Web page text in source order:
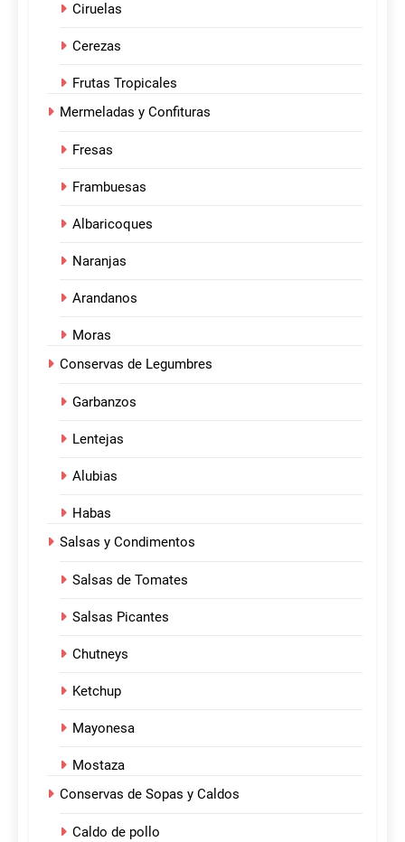
Ciruelas
Cerezas
Frutas Tropicales
Mermeladas y Confituras
Fresas
Frambuesas
Albaricoques
Naranjas
Arandanos
Moras
Conservas de Legumbres
Garbanzos
Lentejas
Alubias
Habas
Salsas y Condimentos
Salsas de Tomates
Salsas Picantes
Chutneys
Ketchup
Mayonesa
Mostaza
Conservas de Sopas y Caldos
Caldo de pollo